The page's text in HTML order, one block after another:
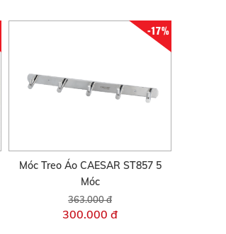
-17%
Móc Treo Áo CAESAR ST857 5
Móc
363.000 đ
300.000 đ